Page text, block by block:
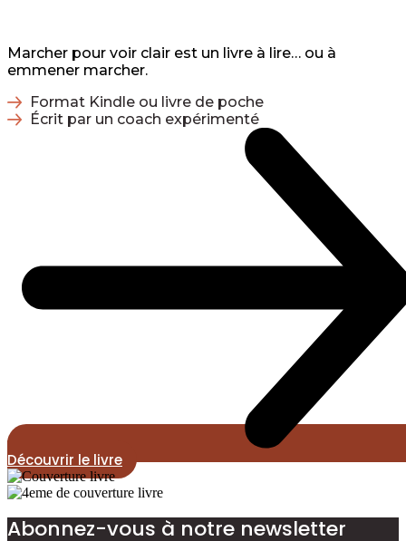
Marcher pour voir clair est un livre à lire… ou à
emmener marcher.
Format Kindle ou livre de poche
Écrit par un coach expérimenté
Découvrir le livre
Abonnez-vous à notre newsletter